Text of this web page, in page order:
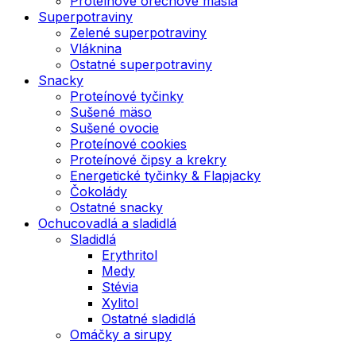
Superpotraviny
Zelené superpotraviny
Vláknina
Ostatné superpotraviny
Snacky
Proteínové tyčinky
Sušené mäso
Sušené ovocie
Proteínové cookies
Proteínové čipsy a krekry
Energetické tyčinky & Flapjacky
Čokolády
Ostatné snacky
Ochucovadlá a sladidlá
Sladidlá
Erythritol
Medy
Stévia
Xylitol
Ostatné sladidlá
Omáčky a sirupy